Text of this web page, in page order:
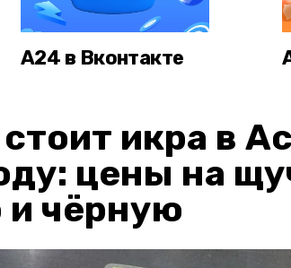
А24 в Вконтакте
икра в
цены на
чёрную